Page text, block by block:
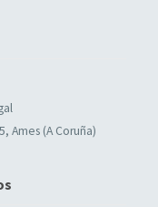
Ames (A Coruña)